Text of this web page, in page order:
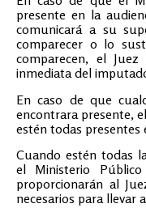
presente en la
comunicará a su
comparecer o lo
comparecen, el
inmediata del
En caso de que
encontrara presente,
estén todas presentes
Cuando estén todas
el Ministerio
proporcionarán al
necesarios para llevar